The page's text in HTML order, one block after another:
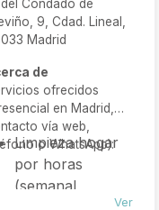
Condado de
9, Cdad. Lineal,
Madrid
de
ofrecidos
en Madrid,
vía web,
o WhatsApp):
Limpieza hogar
por horas
(semanal,
Ver